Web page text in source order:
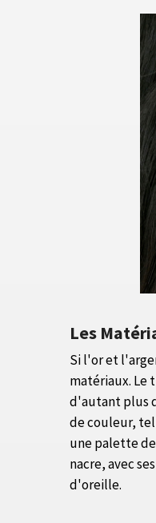
Les
Si l'or et
matériaux. Le
d'autant plus
de couleur,
une palette
nacre, avec
d'oreille.